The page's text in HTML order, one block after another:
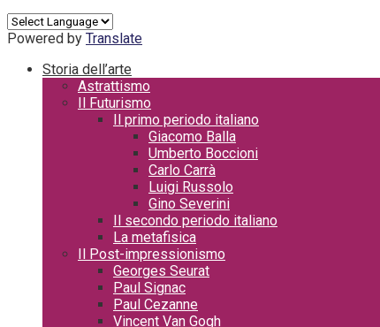
Powered by Translate
Storia dell’arte
Astrattismo
Il Futurismo
Il primo periodo italiano
Giacomo Balla
Umberto Boccioni
Carlo Carrà
Luigi Russolo
Gino Severini
Il secondo periodo italiano
La metafisica
Il Post-impressionismo
Georges Seurat
Paul Signac
Paul Cezanne
Vincent Van Gogh